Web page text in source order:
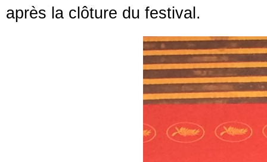
après la clôture du festival.